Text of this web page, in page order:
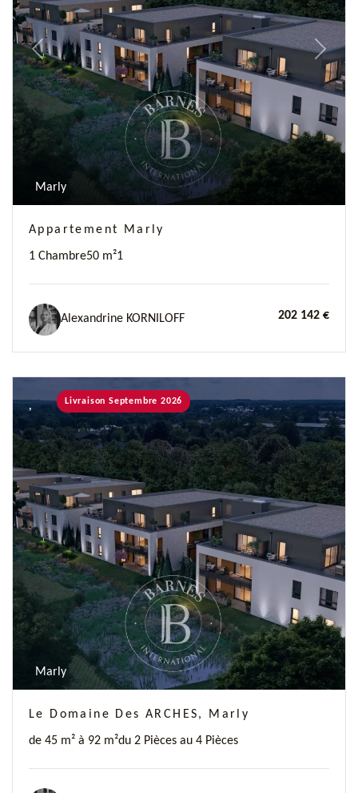
Previous Next
Marly
Appartement Marly
1 Chambre50 m²1
Alexandrine KORNILOFF 202 142 €
Livraison Septembre 2026
Marly
Le Domaine Des ARCHES, Marly
de 45 m² à 92 m²du 2 Pièces au 4 Pièces